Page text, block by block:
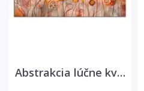
Abstrakcia lúčne kvety